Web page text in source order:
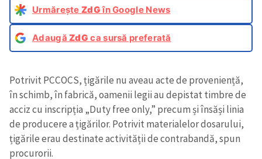
Urmărește ZdGîn Google News
AdaugăZdG ca sursă preferată
Potrivit PCCOCS, țigările nu aveau acte de proveniență,
în schimb, în fabrică, oamenii legii au depistat timbre de
acciz cu inscripția „Duty free only,” precum și însăși linia
de producere a țigărilor. Potrivit materialelor dosarului,
țigările erau destinate activității de contrabandă, spun
procurorii.